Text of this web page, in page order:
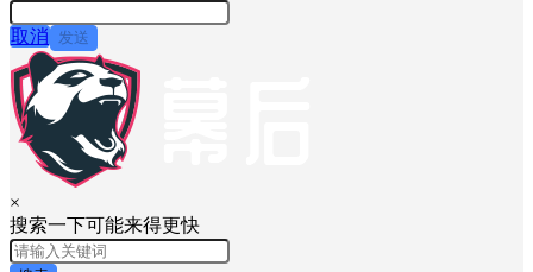
取消 发送
×
搜索一下可能来得更快